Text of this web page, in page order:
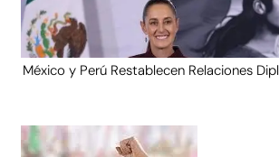
México y Perú Restablecen Relaciones